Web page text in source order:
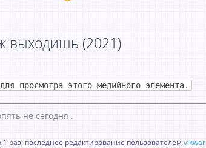
выходишь (2021)
просмотра этого медийного элемента.
не сегодня .
раз, последнее редактирование пользователем vikwar